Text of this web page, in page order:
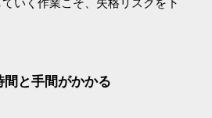
と手間がかかる